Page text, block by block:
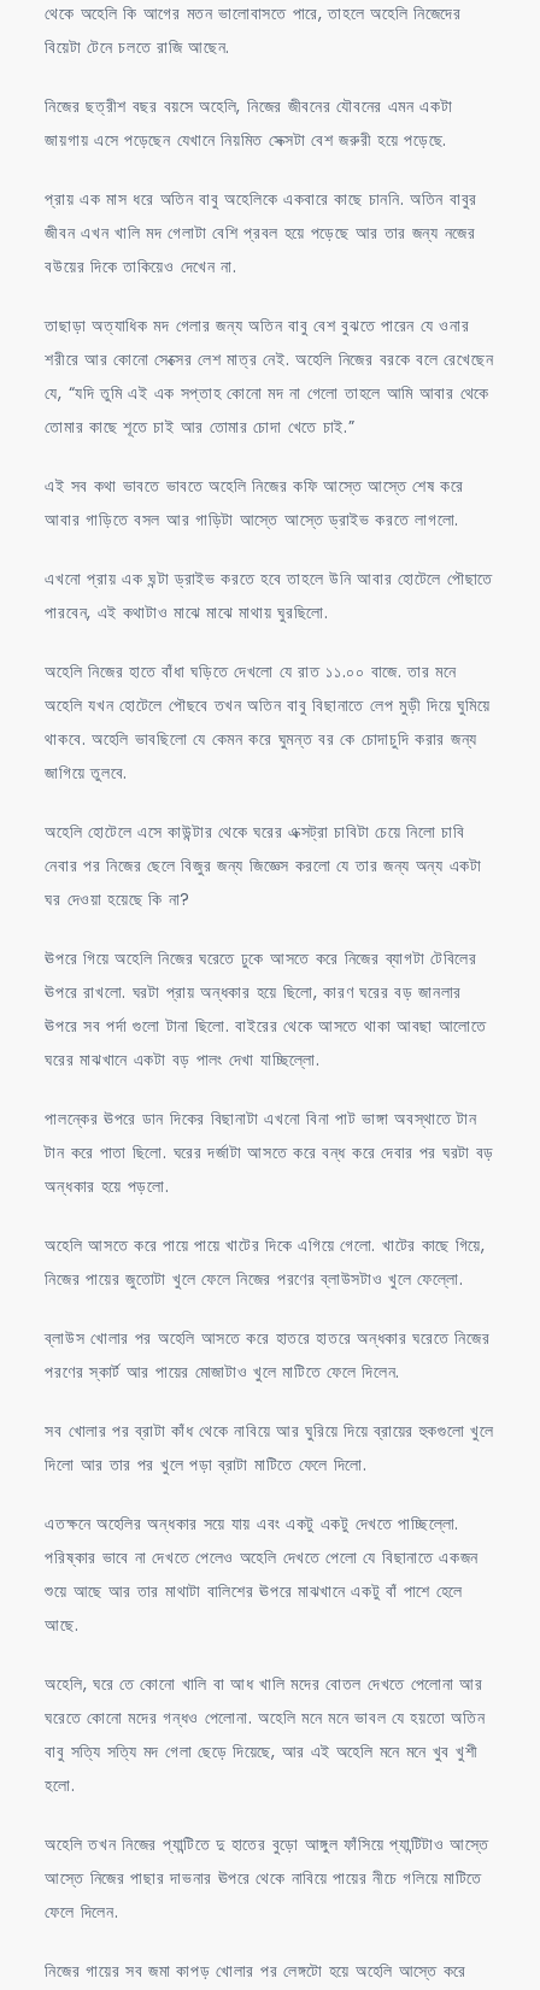
থেকে অহেলি কি আগের মতন ভালোবাসতে পারে, তাহলে অহেলি নিজেদের
বিয়েটা টেনে চলতে রাজি আছেন.
নিজের ছত্রীশ বছর বয়সে অহেলি, নিজের জীবনের যৌবনের এমন একটা
জায়গায় এসে পড়েছেন যেখানে নিয়মিত সেক্সটা বেশ জরুরী হয়ে পড়েছে.
প্রায় এক মাস ধরে অতিন বাবু অহেলিকে একবারে কাছে চাননি. অতিন বাবুর
জীবন এখন খালি মদ গেলাটা বেশি প্রবল হয়ে পড়েছে আর তার জন্য নজের
বউয়ের দিকে তাকিয়েও দেখেন না.
তাছাড়া অত্যাধিক মদ গেলার জন্য অতিন বাবু বেশ বুঝতে পারেন যে ওনার
শরীরে আর কোনো সেক্সের লেশ মাত্র নেই. অহেলি নিজের বরকে বলে রেখেছেন
যে, “যদি তুমি এই এক সপ্তাহ কোনো মদ না গেলো তাহলে আমি আবার থেকে
তোমার কাছে শূতে চাই আর তোমার চোদা খেতে চাই.”
এই সব কথা ভাবতে ভাবতে অহেলি নিজের কফি আস্তে আস্তে শেষ করে
আবার গাড়িতে বসল আর গাড়িটা আস্তে আস্তে ড্রাইভ করতে লাগলো.
এখনো প্রায় এক ঘন্টা ড্রাইভ করতে হবে তাহলে উনি আবার হোটেলে পৌছাতে
পারবেন, এই কথাটাও মাঝে মাঝে মাথায় ঘুরছিলো.
অহেলি নিজের হাতে বাঁধা ঘড়িতে দেখলো যে রাত ১১.০০ বাজে. তার মনে
অহেলি যখন হোটেলে পৌছবে তখন অতিন বাবু বিছানাতে লেপ মুড়ী দিয়ে ঘুমিয়ে
থাকবে. অহেলি ভাবছিলো যে কেমন করে ঘুমন্ত বর কে চোদাচুদি করার জন্য
জাগিয়ে তুলবে.
অহেলি হোটেলে এসে কাউন্টার থেকে ঘরের এক্সট্রা চাবিটা চেয়ে নিলো চাবি
নেবার পর নিজের ছেলে বিজুর জন্য জিজ্ঞেস করলো যে তার জন্য অন্য একটা
ঘর দেওয়া হয়েছে কি না?
ঊপরে গিয়ে অহেলি নিজের ঘরেতে ঢুকে আসতে করে নিজের ব্যাগটা টেবিলের
ঊপরে রাখলো. ঘরটা প্রায় অন্ধকার হয়ে ছিলো, কারণ ঘরের বড় জানলার
ঊপরে সব পর্দা গুলো টানা ছিলো. বাইরের থেকে আসতে থাকা আবছা আলোতে
ঘরের মাঝখানে একটা বড় পালং দেখা যাচ্ছিল্লো.
পালন্কের ঊপরে ডান দিকের বিছানাটা এখনো বিনা পাট ভাঙ্গা অবস্থাতে টান
টান করে পাতা ছিলো. ঘরের দর্জাটা আসতে করে বন্ধ করে দেবার পর ঘরটা বড়
অন্ধকার হয়ে পড়লো.
অহেলি আসতে করে পায়ে পায়ে খাটের দিকে এগিয়ে গেলো. খাটের কাছে গিয়ে,
নিজের পায়ের জুতোটা খুলে ফেলে নিজের পরণের ব্লাউসটাও খুলে ফেল্লো.
ব্লাউস খোলার পর অহেলি আসতে করে হাতরে হাতরে অন্ধকার ঘরেতে নিজের
পরণের স্কার্ট আর পায়ের মোজাটাও খুলে মাটিতে ফেলে দিলেন.
সব খোলার পর ব্রাটা কাঁধ থেকে নাবিয়ে আর ঘুরিয়ে দিয়ে ব্রায়ের হুকগুলো খুলে
দিলো আর তার পর খুলে পড়া ব্রাটা মাটিতে ফেলে দিলো.
এতক্ষনে অহেলির অন্ধকার সয়ে যায় এবং একটু একটু দেখতে পাচ্ছিল্লো.
পরিষ্কার ভাবে না দেখতে পেলেও অহেলি দেখতে পেলো যে বিছানাতে একজন
শুয়ে আছে আর তার মাথাটা বালিশের ঊপরে মাঝখানে একটু বাঁ পাশে হেলে
আছে.
অহেলি, ঘরে তে কোনো খালি বা আধ খালি মদের বোতল দেখতে পেলোনা আর
ঘরেতে কোনো মদের গন্ধও পেলোনা. অহেলি মনে মনে ভাবল যে হয়তো অতিন
বাবু সত্যি সত্যি মদ গেলা ছেড়ে দিয়েছে, আর এই অহেলি মনে মনে খুব খুশী
হলো.
অহেলি তখন নিজের প্যান্টিতে দু হাতের বুড়ো আঙ্গুল ফাঁসিয়ে প্যান্টিটাও আস্তে
আস্তে নিজের পাছার দাভনার ঊপরে থেকে নাবিয়ে পায়ের নীচে গলিয়ে মাটিতে
ফেলে দিলেন.
নিজের গায়ের সব জমা কাপড় খোলার পর লেঙ্গটো হয়ে অহেলি আস্তে করে